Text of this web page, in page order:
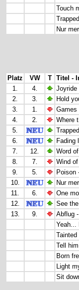
Touch
Nur
Platz VW T Titel -
1.
4.
Joyride
2.
3.
Hold
3.
1.
Games
4.
2.
Where
5.
6.
Fading
7.
12.
Word
8.
7.
Wind
9.
5.
Poison
10.
Nur
11.
6.
One
12.
See
13.
9.
Abflug
Yeah...
Tainted
Tell
Born
Light
Sit